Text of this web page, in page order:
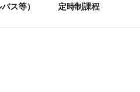
ス等） 定時制課程